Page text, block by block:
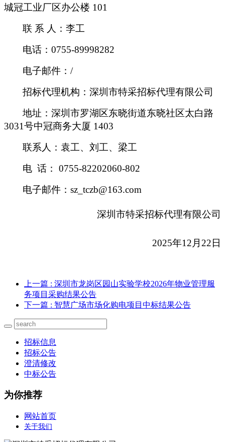
城冠工业厂区办公楼 101
联 系 人：李工
电话：0755-89998282
电子邮件：/
招标代理机构：深圳市特采招标代理有限公司
地址：深圳市罗湖区东晓街道东晓社区太白路
3031号中冠商务大厦 1403
联系人：袁工、刘工、梁工
电 话： 0755-82202060-802
电子邮件：sz_tczb@163.com
深圳市特采招标代理有限公司
2025年12月22日
上一篇 : 深圳市龙岗区园山实验学校2026年物业管理服
务项目采购结果公告
下一篇 : 智慧广场市场化购电项目中标结果公告
招标信息
招标公告
澄清修改
中标公告
为你推荐
网站首页
关于我们